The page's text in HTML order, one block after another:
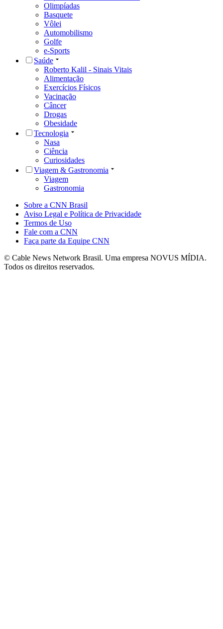
Olimpíadas
Basquete
Vôlei
Automobilismo
Golfe
e-Sports
Saúde
Roberto Kalil - Sinais Vitais
Alimentação
Exercícios Físicos
Vacinação
Câncer
Drogas
Obesidade
Tecnologia
Nasa
Ciência
Curiosidades
Viagem & Gastronomia
Viagem
Gastronomia
Sobre a CNN Brasil
Aviso Legal e Política de Privacidade
Termos de Uso
Fale com a CNN
Faça parte da Equipe CNN
© Cable News Network Brasil. Uma empresa NOVUS MÍDIA.
Todos os direitos reservados.